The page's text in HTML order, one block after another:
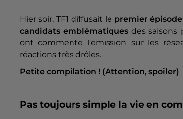
Hier soir, TF1 diffusait le premier épisode
candidats emblématiques des saisons
ont commenté l’émission sur les
réactions très drôles.
Petite compilation ! (Attention, spoiler)
Pas toujours simple la vie en